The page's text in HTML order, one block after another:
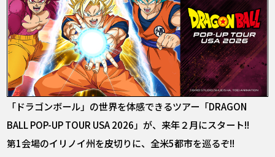
LANGUAGE
JP
EN FR DE ES
「ドラゴンボール」の世界を体感できるツアー「DRAGON
BALL POP-UP TOUR USA 2026」が、来年２月にスタート!!
第1会場のイリノイ州を皮切りに、全米5都市を巡るぞ!!